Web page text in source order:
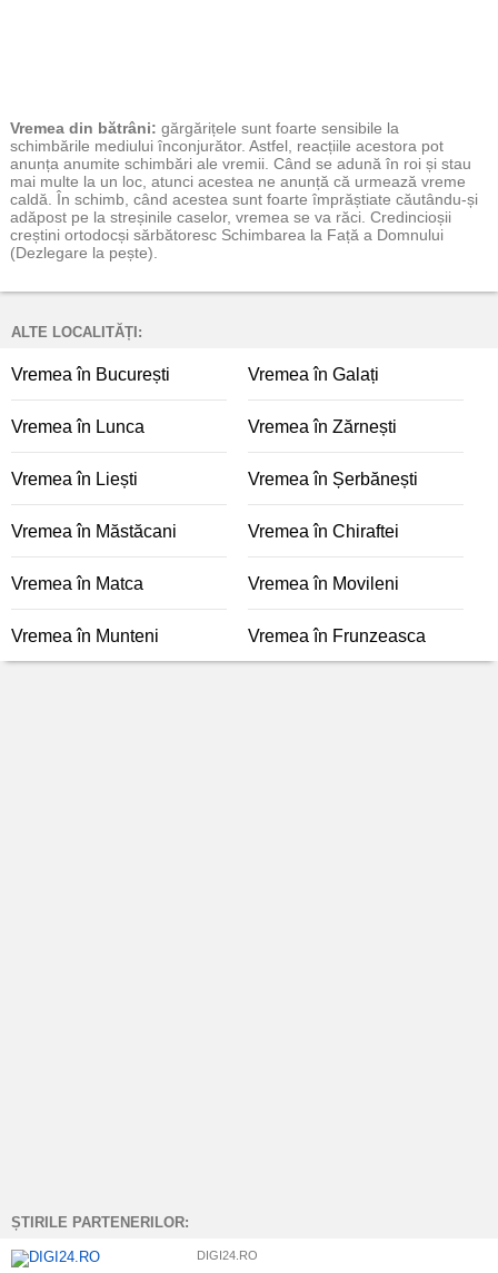
Vremea din bătrâni: gărgărițele sunt foarte sensibile la
schimbările mediului înconjurător. Astfel, reacțiile acestora pot
anunța anumite schimbări ale vremii. Când se adună în roi și stau
mai multe la un loc, atunci acestea ne anunță că urmează vreme
caldă. În schimb, când acestea sunt foarte împrăștiate căutându-și
adăpost pe la streșinile caselor, vremea se va răci. Credincioșii
creștini ortodocși sărbătoresc Schimbarea la Față a Domnului
(Dezlegare la pește).
ALTE LOCALITĂȚI:
Vremea în București Vremea în Galați
Vremea în Lunca Vremea în Zărnești
Vremea în Liești Vremea în Șerbănești
Vremea în Măstăcani Vremea în Chiraftei
Vremea în Matca Vremea în Movileni
Vremea în Munteni Vremea în Frunzeasca
ȘTIRILE PARTENERILOR:
DIGI24.RO